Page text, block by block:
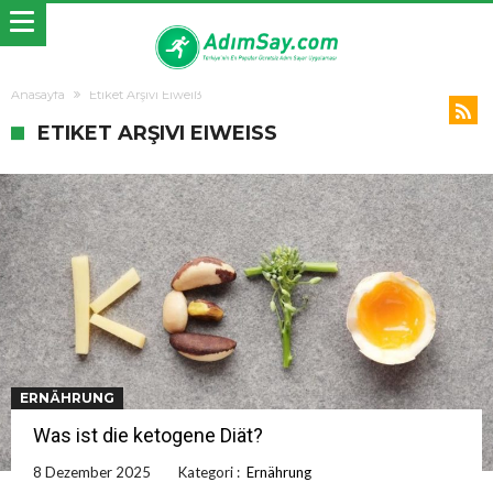
Anasayfa Etiket Arşivi Eiweiß
ETIKET ARŞIVI EIWEISS
ERNÄHRUNG
Was ist die ketogene Diät?
8 Dezember 2025 Kategori : Ernährung